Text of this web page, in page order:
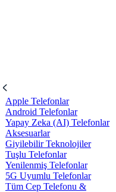
Apple Telefonlar
Android Telefonlar
Yapay Zeka (AI) Telefonlar
Aksesuarlar
Giyilebilir Teknolojiler
Tuşlu Telefonlar
Yenilenmiş Telefonlar
5G Uyumlu Telefonlar
Tüm Cep Telefonu &